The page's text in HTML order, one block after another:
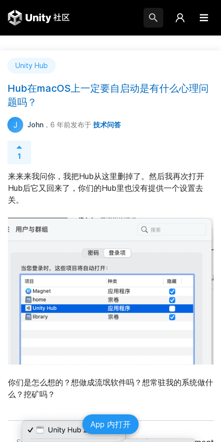
Unity Hub
Hub在macOS上一定要自启动是有什么心理问
题吗？
J John ，6 年前发布于 技术问答
1
来来来我问你，我把Hub从这里删掉了。然后我再次打开
Hub后它又回来了，你们的Hub里也没有提供一个设置去
关。
你们是怎么想的？想做成流氓软件吗？想常驻我的系统做什
么？挖矿吗？
App 内打开